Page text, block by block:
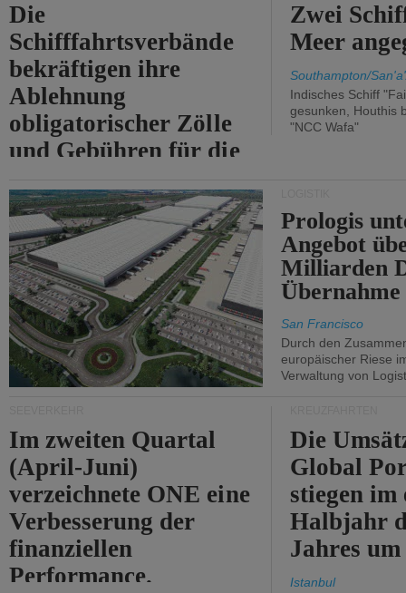
Die
Schifffahrtsverbände
bekräftigen ihre
Ablehnung
obligatorischer Zölle
und Gebühren für die
von Hormuz.
Zwei
Meer
Southampton/
Indisches Schiff
gesunken, Houthis
"NCC Wafa"
Prologis
Angebot
Milliarden
Übernahme
San Francisco
Durch den
europäischer Riese
Verwaltung von
Im zweiten Quartal
(April-Juni)
verzeichnete ONE eine
Verbesserung der
finanziellen
Performance.
Die
Global
stiegen im
Halbjahr
Jahres
Istanbul